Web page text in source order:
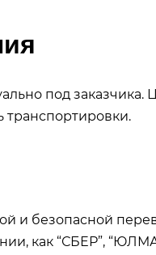
под заказчика.
транспортировки.
и безопасной
как “СБЕР”,